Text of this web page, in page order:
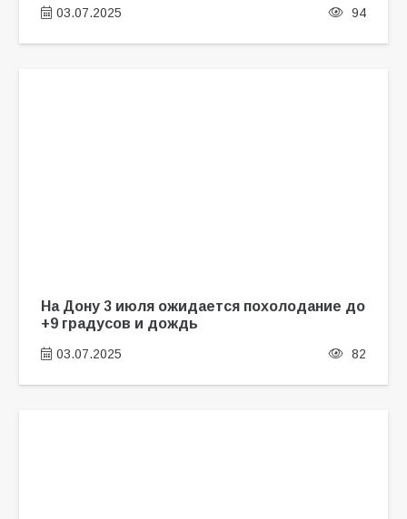
03.07.2025 94
На Дону 3 июля ожидается похолодание до
+9 градусов и дождь
03.07.2025 82